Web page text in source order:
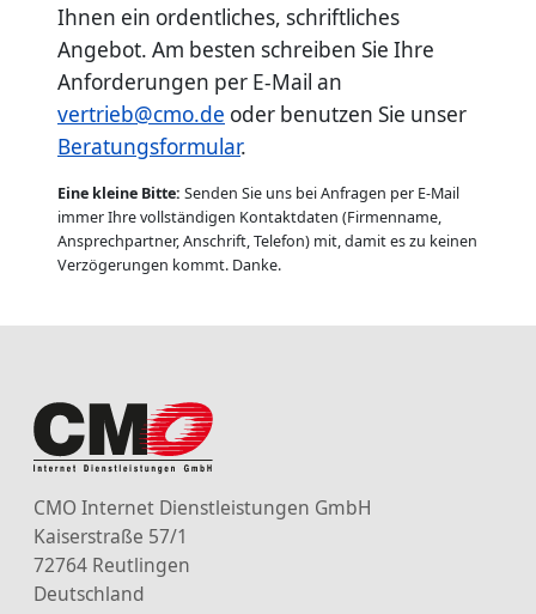
Ihnen ein ordentliches, schriftliches
Angebot. Am besten schreiben Sie Ihre
Anforderungen per E-Mail an
vertrieb@cmo.de oder benutzen Sie unser
Beratungsformular.
Eine kleine Bitte: Senden Sie uns bei Anfragen per E-Mail
immer Ihre vollständigen Kontaktdaten (Firmenname,
Ansprechpartner, Anschrift, Telefon) mit, damit es zu keinen
Verzögerungen kommt. Danke.
CMO Internet Dienstleistungen GmbH
Kaiserstraße 57/1
72764 Reutlingen
Deutschland